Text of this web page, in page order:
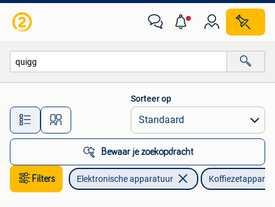
Alle afstanden…
Sorteer op
Bewaar je zoekopdracht
Filters Elektronische apparatuur